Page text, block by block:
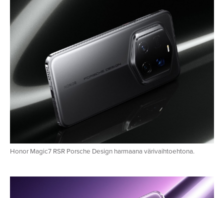
Honor Magic7 RSR Porsche Design harmaana värivaihtoehtona.